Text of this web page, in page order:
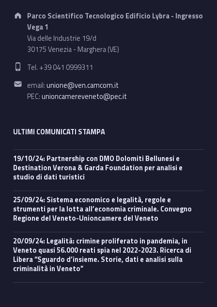
Address:
Parco Scientifico Tecnologico Edificio Lybra - Ingresso
Vega 1
Via delle Industrie 19/d
30175 Venezia - Marghera (VE)
Phone number:
Tel. +39 041 0999311
Email address:
email:unione@ven.camcom.it
PEC:unioncamereveneto@pec.it
ULTIMI COMUNICATI STAMPA
19/10/24: Partnership con DMO Dolomiti Bellunesi e
Destination Verona & Garda Foundation per analisi e
studio di dati turistici
25/09/24: Sistema economico e legalità, regole e
strumenti per la lotta all’economia criminale. Convegno
Regione del Veneto-Unioncamere del Veneto
20/09/24: Legalità: crimine proliferato in pandemia, in
Veneto quasi 56.000 reati spia nel 2022-2023. Ricerca di
Libera “Sguardo d’insieme. Storie, dati e analisi sulla
criminalità in Veneto”